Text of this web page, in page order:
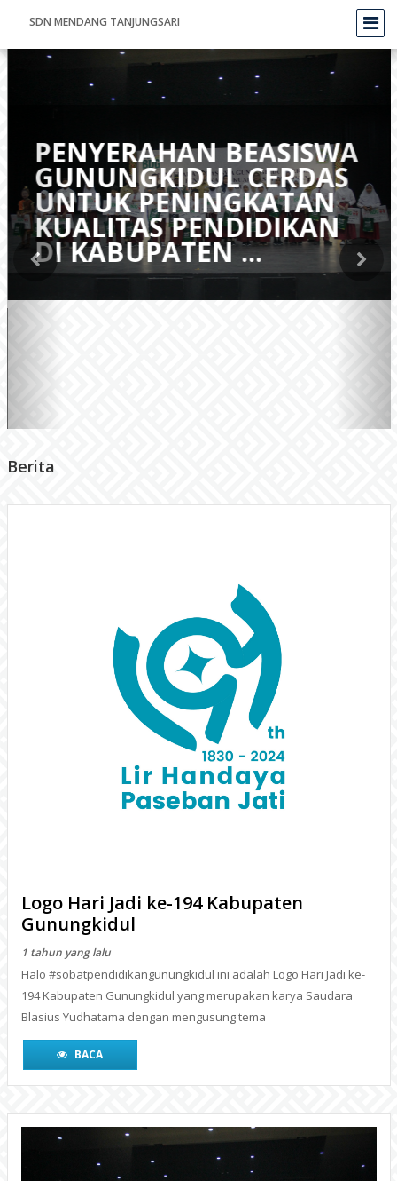
SDN MENDANG TANJUNGSARI
PENYERAHAN BEASISWA
GUNUNGKIDUL CERDAS
UNTUK PENINGKATAN
KUALITAS PENDIDIKAN
DI KABUPATEN ...
Logo Hari Jadi ke-194 Kabupaten
Gunungkidul
BACA